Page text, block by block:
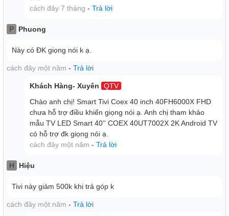
cách đây 7 tháng - Trả lời
P Phuong
Này có ĐK giọng nói k ạ.
cách đây một năm - Trả lời
Khách Hàng- Xuyên
QTV
Chào anh chị! Smart Tivi Coex 40 inch 40FH6000X FHD
chưa hỗ trợ điều khiển giọng nói ạ. Anh chị tham khảo
mẫu TV LED Smart 40'' COEX 40UT7002X 2K Android TV
có hỗ trợ đk giọng nói ạ.
cách đây một năm - Trả lời
H Hiệu
Tivi này giảm 500k khi trả góp k
cách đây một năm - Trả lời